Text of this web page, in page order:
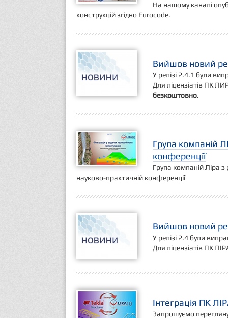
На нашому каналі
конструкцій згідно Eurocode.
Вийшов новий
У релізі 2.4.1 були
Для ліцензіатів ПК
безкоштовно.
Група компаній
конференції
Група компаній Ліра
науково-практичній конференції
Вийшов новий
У релізі 2.4 були
Для ліцензіатів ПК
Інтеграція ПК
Запрошуємо